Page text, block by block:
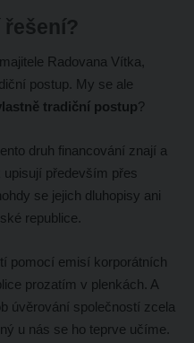
Radovana Vítka,
postup. My se ale
tradiční postup?
druh financování znají a
především přes
se jejich dluhopisy ani
republice.
pomocí emisí korporátních
prozatím v plenkách. A
úvěrování společností zcela
u nás se ho teprve učíme.